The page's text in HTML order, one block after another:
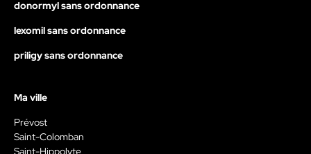
donormyl sans ordonnance
lexomil sans ordonnance
priligy sans ordonnance
Ma ville
Prévost
Saint-Colomban
Saint-Hippolyte